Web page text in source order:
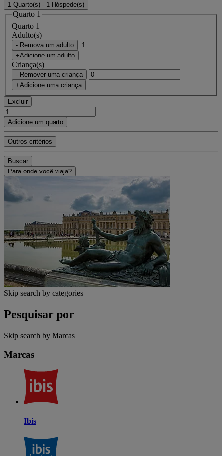
1 Quarto(s) - 1 Hóspede(s)
Quarto 1
Quarto 1
Adulto(s)
- Remova um adulto
+Adicione um adulto
Criança(s)
- Remover uma criança
+Adicione uma criança
Excluir
Adicione um quarto
Outros critérios
Buscar
Para onde você viaja?
Skip search by categories
Pesquisar por
Skip search by Marcas
Marcas
Ibis